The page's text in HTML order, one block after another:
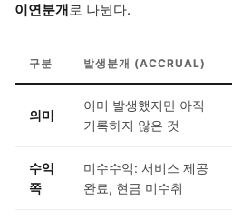
이연분개로 나뉜다.
구분 발생분개 (ACCRUAL)
의미
이미 발생했지만 아직
기록하지 않은 것
수익
쪽
미수수익: 서비스 제공
완료, 현금 미수취